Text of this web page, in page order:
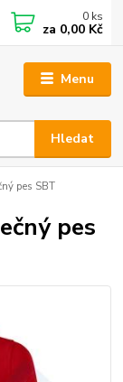
Menu
Hledat
0 ks
za 0,00 Kč
pes SBT
pes